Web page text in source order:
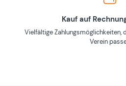
Kauf auf
Vielfältige Zahlungsmöglichkeiten,
Verein